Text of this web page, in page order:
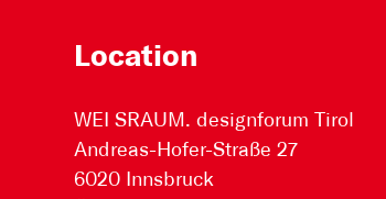
Location
WEI SRAUM. designforum Tirol
Andreas-Hofer-Straße 27
6020 Innsbruck